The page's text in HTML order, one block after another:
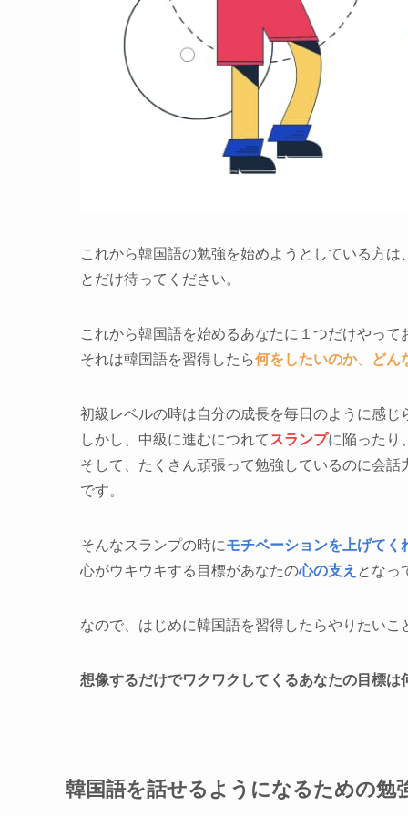
これから韓国語の勉強を始めようとしている方
とだけ待ってください。
これから韓国語を始めるあなたに１つだけやっ
それは韓国語を習得したら何をしたいのか、 どん
初級レベルの時は自分の成長を毎日のように感じ
しかし、中級に進むにつれて スランプに陥ったり
そして、たくさん頑張って勉強しているのに会話
です。
そんなスランプの時にモチベーションを上げてく
心がウキウキする目標があなたの心の支え となっ
なので、はじめに韓国語を習得したらやりたい
想像するだけでワクワクしてくるあなたの目標は
韓国語を話せるようになるための勉